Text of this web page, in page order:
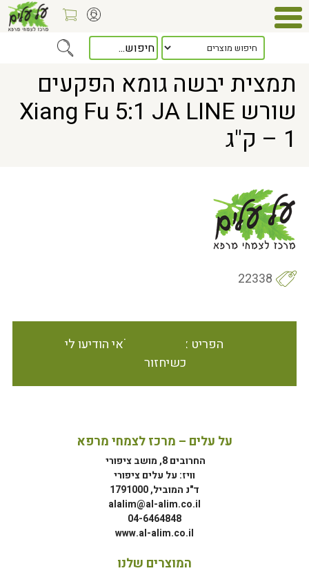
> תמצית יבשה גומא הפקעים שורש Xiang Fu 5:1 JA LINE – 1 ק"ג
תמצית יבשה גומא הפקעים
שורש Xiang Fu 5:1 JA LINE
– 1 ק"ג
22338
הפריט אינו זמין במלאי הודיעו לי
כשיחזור
על עלים – מרכז לצמחי מרפא
החרובים 8, מושב ציפורי
וויז: על עלים ציפורי
ד"נ המוביל, 1791000
alalim@al-alim.co.il
04-6464848
www.al-alim.co.il
המוצרים שלנו